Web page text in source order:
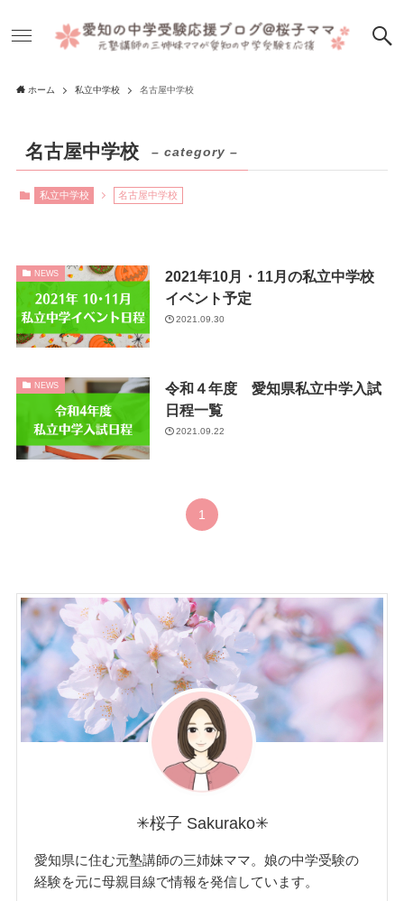
ホーム 私立中学校 名古屋中学校
名古屋中学校 – category –
私立中学校 名古屋中学校
NEWS
2021年10月・11月の私立中学校
イベント予定
2021.09.30
NEWS
令和４年度 愛知県私立中学入試
日程一覧
2021.09.22
1
✳︎桜子 Sakurako✳︎
愛知県に住む元塾講師の三姉妹ママ。娘の中学受験の
経験を元に母親目線で情報を発信しています。